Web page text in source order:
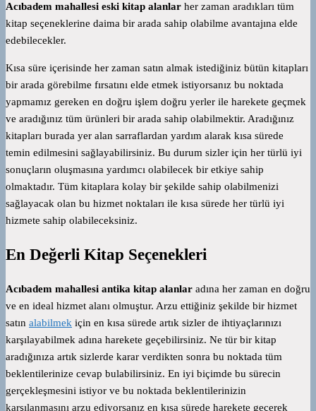
Acıbadem mahallesi eski kitap alanlar her zaman aradıkları tüm
kitap seçeneklerine daima bir arada sahip olabilme avantajına elde
edebilecekler.
Kısa süre içerisinde her zaman satın almak istediğiniz bütün kitapları
bir arada görebilme fırsatını elde etmek istiyorsanız bu noktada
yapmamız gereken en doğru işlem doğru yerler ile harekete geçmek
ve aradığınız tüm ürünleri bir arada sahip olabilmektir. Aradığınız
kitapları burada yer alan sarraflardan yardım alarak kısa sürede
temin edilmesini sağlayabilirsiniz. Bu durum sizler için her türlü iyi
sonuçların oluşmasına yardımcı olabilecek bir etkiye sahip
olmaktadır. Tüm kitaplara kolay bir şekilde sahip olabilmenizi
sağlayacak olan bu hizmet noktaları ile kısa sürede her türlü iyi
hizmete sahip olabileceksiniz.
En Değerli Kitap Seçenekleri
Acıbadem mahallesi antika kitap alanlar adına her zaman en doğru
ve en ideal hizmet alanı olmuştur. Arzu ettiğiniz şekilde bir hizmet
satın alabilmek için en kısa sürede artık sizler de ihtiyaçlarınızı
karşılayabilmek adına harekete geçebilirsiniz. Ne tür bir kitap
aradığınıza artık sizlerde karar verdikten sonra bu noktada tüm
beklentilerinize cevap bulabilirsiniz. En iyi biçimde bu sürecin
gerçekleşmesini istiyor ve bu noktada beklentilerinizin
karşılanmasını arzu ediyorsanız en kısa sürede harekete geçerek